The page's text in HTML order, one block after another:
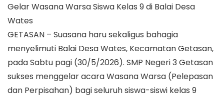
Gelar Wasana Warsa Siswa Kelas 9 di Balai Desa
Wates
GETASAN – Suasana haru sekaligus bahagia
menyelimuti Balai Desa Wates, Kecamatan Getasan,
pada Sabtu pagi (30/5/2026). SMP Negeri 3 Getasan
sukses menggelar acara Wasana Warsa (Pelepasan
dan Perpisahan) bagi seluruh siswa-siswi kelas 9